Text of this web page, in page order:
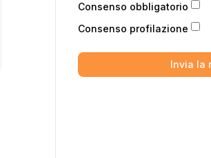
Consenso obbligatorio
Consenso profilazione
Invia la